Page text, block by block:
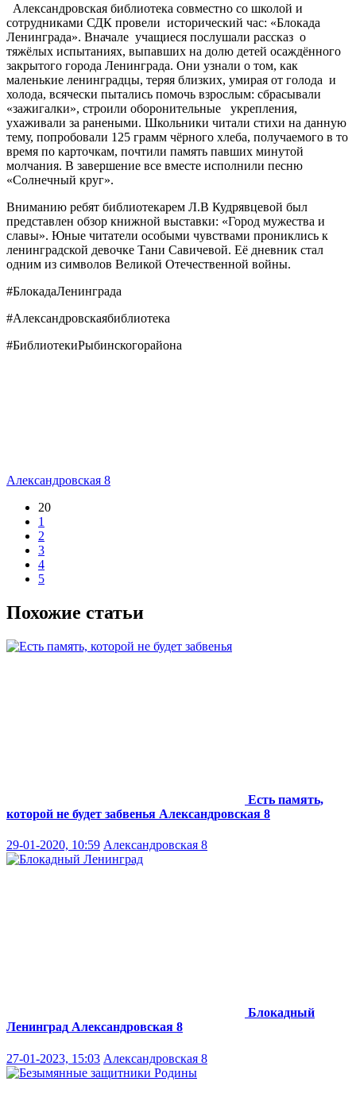
Александровская библиотека совместно со школой и
сотрудниками СДК провели исторический час: «Блокада
Ленинграда». Вначале учащиеся послушали рассказ о
тяжёлых испытаниях, выпавших на долю детей осаждённого
закрытого города Ленинграда. Они узнали о том, как
маленькие ленинградцы, теряя близких, умирая от голода и
холода, всячески пытались помочь взрослым: сбрасывали
«зажигалки», строили оборонительные укрепления,
ухаживали за ранеными. Школьники читали стихи на данную
тему, попробовали 125 грамм чёрного хлеба, получаемого в то
время по карточкам, почтили память павших минутой
молчания. В завершение все вместе исполнили песню
«Солнечный круг».
Вниманию ребят библиотекарем Л.В Кудрявцевой был
представлен обзор книжной выставки: «Город мужества и
славы». Юные читатели особыми чувствами прониклись к
ленинградской девочке Тани Савичевой. Её дневник стал
одним из символов Великой Отечественной войны.
#БлокадаЛенинграда
#Александровскаябиблиотека
#БиблиотекиРыбинскогорайона
Александровская 8
20
1
2
3
4
5
Похожие статьи
Есть память,
которой не будет забвенья Александровская 8
29-01-2020, 10:59 Александровская 8
Блокадный
Ленинград Александровская 8
27-01-2023, 15:03 Александровская 8